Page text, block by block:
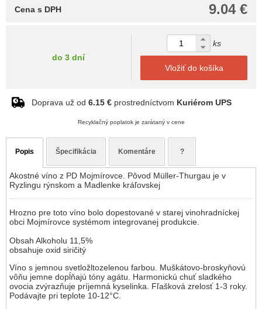
9.04 €
Cena s DPH
do 3 dní
ks
Vložiť do košíka
Doprava už od 6.15 € prostredníctvom Kuriérom UPS
Recyklačný poplatok je zarátaný v cene
Popis Špecifikácia Komentáre ?
Akostné víno z PD Mojmírovce. Pôvod Müller-Thurgau je v
Ryzlingu rýnskom a Madlenke kráľovskej
Hrozno pre toto víno bolo dopestované v starej vinohradníckej
obci Mojmírovce systémom integrovanej produkcie.
Obsah Alkoholu 11,5%
obsahuje oxid siričitý
Víno s jemnou svetložltozelenou farbou. Muškátovo-broskyňovú
vôňu jemne dopĺňajú tóny agátu. Harmonickú chuť sladkého
ovocia zvýrazňuje príjemná kyselinka. Fľašková zrelosť 1-3 roky.
Podávajte pri teplote 10-12°C.